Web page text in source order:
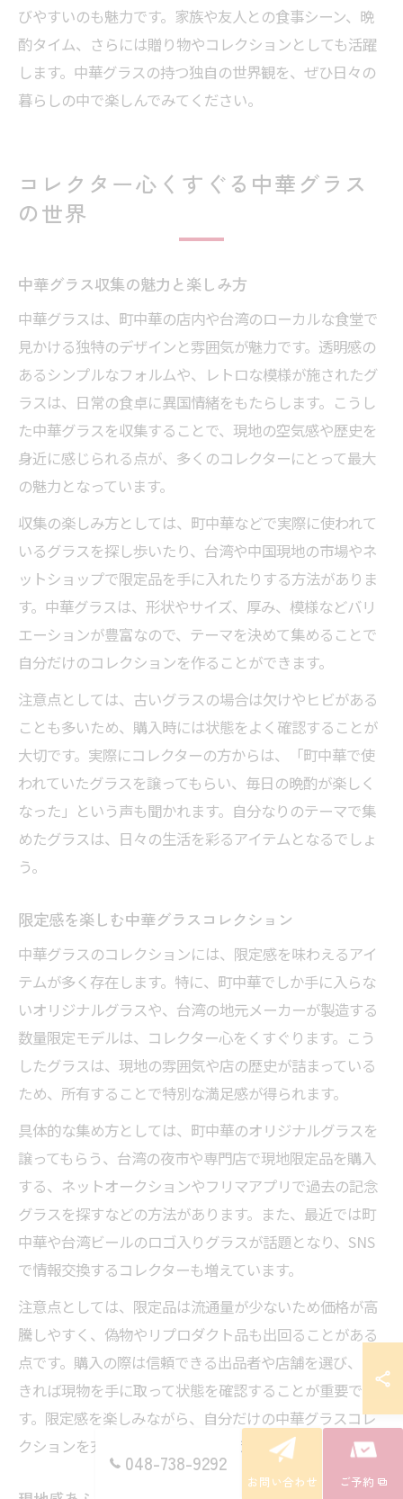
びやすいのも魅力です。家族や友人との食事シーン、晩
酌タイム、さらには贈り物やコレクションとしても活躍
します。中華グラスの持つ独自の世界観を、ぜひ日々の
暮らしの中で楽しんでみてください。
コレクター心くすぐる中華グラス
の世界
中華グラス収集の魅力と楽しみ方
中華グラスは、町中華の店内や台湾のローカルな食堂で
見かける独特のデザインと雰囲気が魅力です。透明感の
あるシンプルなフォルムや、レトロな模様が施されたグ
ラスは、日常の食卓に異国情緒をもたらします。こうし
た中華グラスを収集することで、現地の空気感や歴史を
身近に感じられる点が、多くのコレクターにとって最大
の魅力となっています。
収集の楽しみ方としては、町中華などで実際に使われて
いるグラスを探し歩いたり、台湾や中国現地の市場やネ
ットショップで限定品を手に入れたりする方法がありま
す。中華グラスは、形状やサイズ、厚み、模様などバリ
エーションが豊富なので、テーマを決めて集めることで
自分だけのコレクションを作ることができます。
注意点としては、古いグラスの場合は欠けやヒビがある
ことも多いため、購入時には状態をよく確認することが
大切です。実際にコレクターの方からは、「町中華で使
われていたグラスを譲ってもらい、毎日の晩酌が楽しく
なった」という声も聞かれます。自分なりのテーマで集
めたグラスは、日々の生活を彩るアイテムとなるでしょ
う。
限定感を楽しむ中華グラスコレクション
中華グラスのコレクションには、限定感を味わえるアイ
テムが多く存在します。特に、町中華でしか手に入らな
いオリジナルグラスや、台湾の地元メーカーが製造する
数量限定モデルは、コレクター心をくすぐります。こう
したグラスは、現地の雰囲気や店の歴史が詰まっている
ため、所有することで特別な満足感が得られます。
具体的な集め方としては、町中華のオリジナルグラスを
譲ってもらう、台湾の夜市や専門店で現地限定品を購入
する、ネットオークションやフリマアプリで過去の記念
グラスを探すなどの方法があります。また、最近では町
中華や台湾ビールのロゴ入りグラスが話題となり、SNS
で情報交換するコレクターも増えています。
注意点としては、限定品は流通量が少ないため価格が高
騰しやすく、偽物やリプロダクト品も出回ることがある
点です。購入の際は信頼できる出品者や店舗を選び、で
きれば現物を手に取って状態を確認することが重要で
す。限定感を楽しみながら、自分だけの中華グラスコレ
クションを充実させていきましょう。
048-738-9292
お問い合わせ ご予約